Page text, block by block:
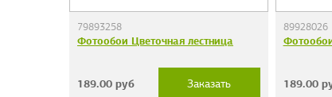
79893258
Фотообои Цветочная лестница
189.00руб Заказать
89928026
189.00